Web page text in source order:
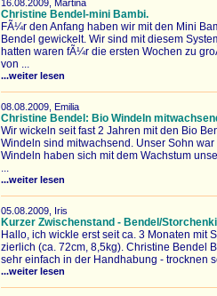
16.08.2009, Martina
Christine Bendel-mini Bambi.
FÃ¼r den Anfang haben wir mit den Mini
Bendel gewickelt. Wir sind mit diesem
hatten waren fÃ¼r die ersten Wochen zu
von ...
...weiter lesen
08.08.2009, Emilia
Christine Bendel: Bio Windeln
Wir wickeln seit fast 2 Jahren mit den Bio
Windeln sind mitwachsend. Unser Sohn
Windeln haben sich mit dem Wachstum
...
...weiter lesen
05.08.2009, Iris
Kurzer Zwischenstand - Bendel/
Hallo, ich wickle erst seit ca. 3 Monaten mit
zierlich (ca. 72cm, 8,5kg). Christine Bendel
sehr einfach in der Handhabung - trocknen
...weiter lesen